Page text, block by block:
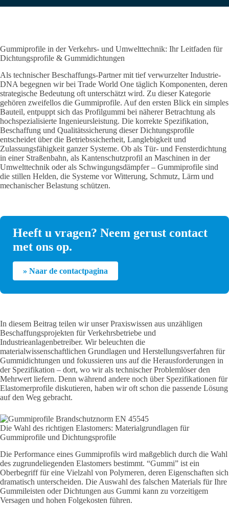
Gummiprofile in der Verkehrs- und Umwelttechnik: Ihr Leitfaden für
Dichtungsprofile & Gummidichtungen
Als technischer Beschaffungs-Partner mit tief verwurzelter Industrie-
DNA begegnen wir bei Trade World One täglich Komponenten, deren
strategische Bedeutung oft unterschätzt wird. Zu dieser Kategorie
gehören zweifellos die Gummiprofile. Auf den ersten Blick ein simples
Bauteil, entpuppt sich das Profilgummi bei näherer Betrachtung als
hochspezialisierte Ingenieursleistung. Die korrekte Spezifikation,
Beschaffung und Qualitätssicherung dieser Dichtungsprofile
entscheidet über die Betriebssicherheit, Langlebigkeit und
Zulassungsfähigkeit ganzer Systeme. Ob als Tür- und Fensterdichtung
in einer Straßenbahn, als Kantenschutzprofil an Maschinen in der
Umwelttechnik oder als Schwingungsdämpfer – Gummiprofile sind
die stillen Helden, die Systeme vor Witterung, Schmutz, Lärm und
mechanischer Belastung schützen.
Heeft u vragen? Neem gerust contact
met ons op.
» Naar de contactpagina
In diesem Beitrag teilen wir unser Praxiswissen aus unzähligen
Beschaffungsprojekten für Verkehrsbetriebe und
Industrieanlagenbetreiber. Wir beleuchten die
materialwissenschaftlichen Grundlagen und Herstellungsverfahren für
Gummidichtungen und fokussieren uns auf die Herausforderungen in
der Spezifikation – dort, wo wir als technischer Problemlöser den
Mehrwert liefern. Denn während andere noch über Spezifikationen für
Elastomerprofile diskutieren, haben wir oft schon die passende Lösung
auf den Weg gebracht.
Die Wahl des richtigen Elastomers: Materialgrundlagen für
Gummiprofile und Dichtungsprofile
Die Performance eines Gummiprofils wird maßgeblich durch die Wahl
des zugrundeliegenden Elastomers bestimmt. “Gummi” ist ein
Oberbegriff für eine Vielzahl von Polymeren, deren Eigenschaften sich
dramatisch unterscheiden. Die Auswahl des falschen Materials für Ihre
Gummileisten oder Dichtungen aus Gummi kann zu vorzeitigem
Versagen und hohen Folgekosten führen.